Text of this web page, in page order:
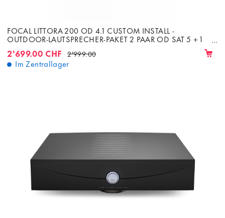
FOCAL LITTORA 200 OD 4.1 CUSTOM INSTALL -
OUTDOOR-LAUTSPRECHER-PAKET 2 PAAR OD SAT 5 + 1
2'699.00 CHF 2'999.00
Im Zentrallager